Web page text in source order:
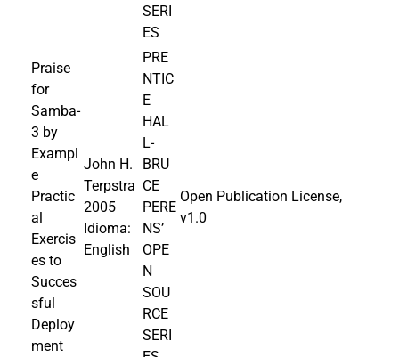
SERI
ES
Praise
for
Samba-
3 by
Exampl
e
Practic
al
Exercis
es to
Succes
sful
Deploy
ment
John H.
Terpstra
2005
Idioma:
English
PRE
NTIC
E
HAL
L-
BRU
CE
PERE
NS’
OPE
N
SOU
RCE
SERI
Open Publication License,
v1.0